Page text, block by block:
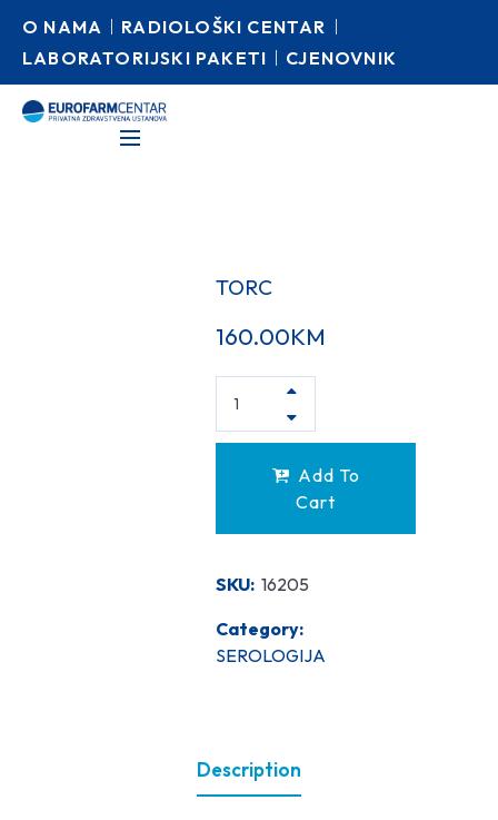
O NAMA
RADIOLOŠKI CENTAR
LABORATORIJSKI PAKETI
CJENOVNIK
TORC
160.00KM
Add To
Cart
SKU: 16205
Category:
SEROLOGIJA
Description